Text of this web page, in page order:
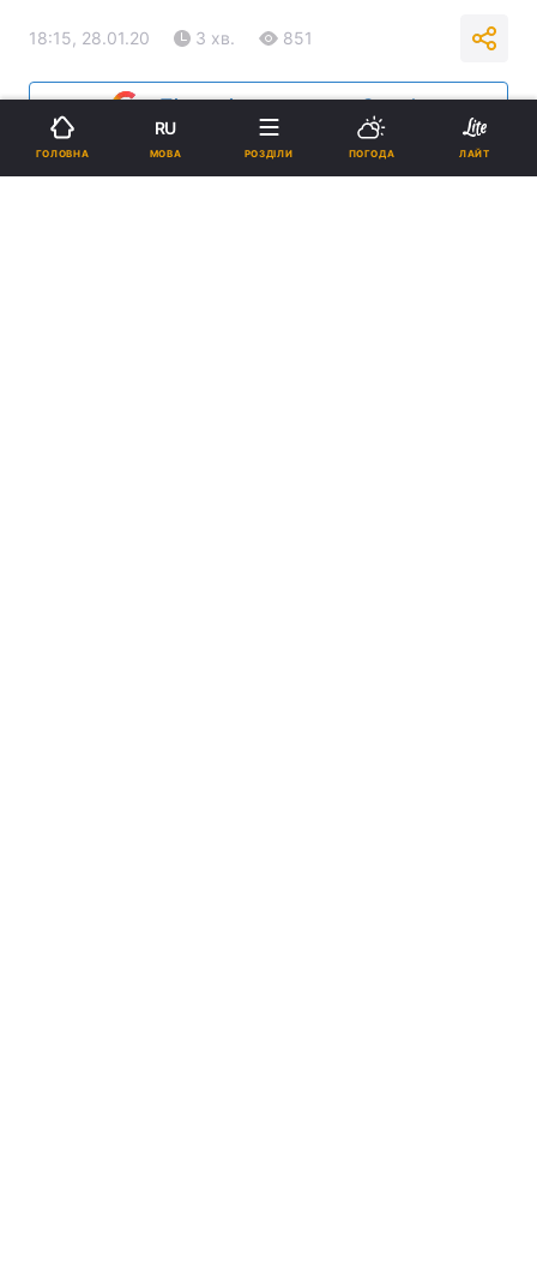
18:15, 28.01.20 3 хв. 851
Підпишіться на нас в Google
ГОЛОВНА
RU
МОВА РОЗДІЛИ ПОГОДА ЛАЙТ